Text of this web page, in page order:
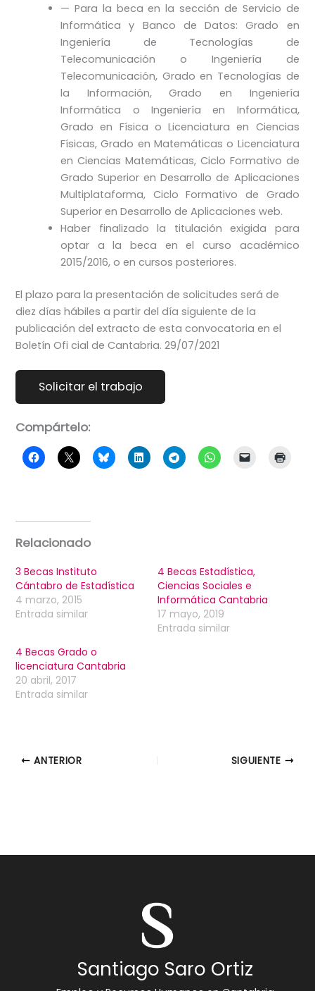
— Para la beca en la sección de Servicio de
Informática y Banco de Datos: Grado en
Ingeniería de Tecnologías de
Telecomunicación o Ingeniería de
Telecomunicación, Grado en Tecnologías de
la Información, Grado en Ingeniería
Informática o Ingeniería en Informática,
Grado en Física o Licenciatura en Ciencias
Físicas, Grado en Matemáticas o Licenciatura
en Ciencias Matemáticas, Ciclo Formativo de
Grado Superior en Desarrollo de Aplicaciones
Multiplataforma, Ciclo Formativo de Grado
Superior en Desarrollo de Aplicaciones web.
Haber finalizado la titulación exigida para
optar a la beca en el curso académico
2015/2016, o en cursos posteriores.
El plazo para la presentación de solicitudes será de
diez días hábiles a partir del día siguiente de la
publicación del extracto de esta convocatoria en el
Boletín Ofi cial de Cantabria. 29/07/2021
Compártelo:
Relacionado
3 Becas Instituto
Cántabro de Estadística
4 marzo, 2015
Entrada similar
4 Becas Estadística,
Ciencias Sociales e
Informática Cantabria
17 mayo, 2019
Entrada similar
4 Becas Grado o
licenciatura Cantabria
20 abril, 2017
Entrada similar
ANTERIOR SIGUIENTE
Santiago Saro Ortiz